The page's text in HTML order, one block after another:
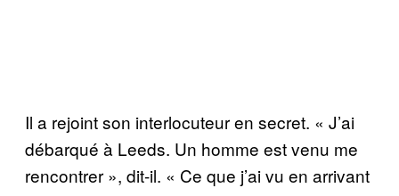
Il a rejoint son interlocuteur en secret. « J’ai
débarqué à Leeds. Un homme est venu me
rencontrer », dit-il. « Ce que j’ai vu en arrivant